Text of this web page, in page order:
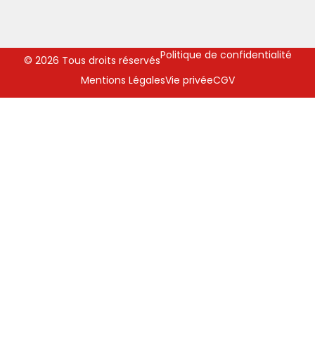
© 2026 Tous droits réservés
CGV
Politique de confidentialité
Mentions LégalesVie privée